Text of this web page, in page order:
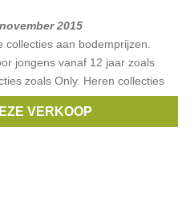
2015
aan bodemprijzen.
jongens vanaf 12 jaar zoals
zoals Only. Heren collecties
, Object,Selected
VERKOOP